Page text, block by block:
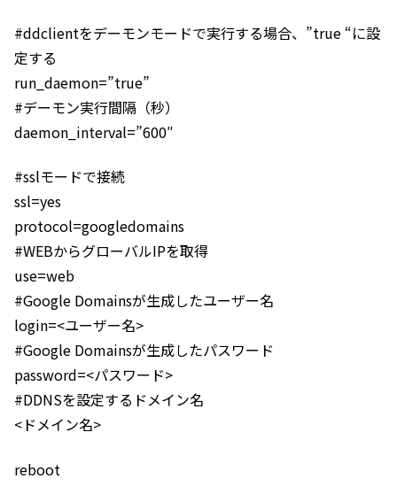
#ddclientをデーモンモードで実行する場合、”true “に設
定する
run_daemon=”true”
#デーモン実行間隔（秒）
daemon_interval=”600″
#sslモードで接続
ssl=yes
protocol=googledomains
#WEBからグローバルIPを取得
use=web
#Google Domainsが生成したユーザー名
login=<ユーザー名>
#Google Domainsが生成したパスワード
password=<パスワード>
#DDNSを設定するドメイン名
<ドメイン名>
reboot